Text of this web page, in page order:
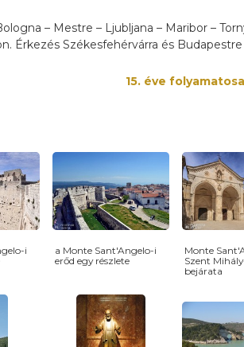
– Mestre – Ljubljana – Maribor –
Érkezés Székesfehérvárra és
15. éve
i
a Monte Sant'Angelo-i
erőd egy részlete
Monte
Szent
bejárata